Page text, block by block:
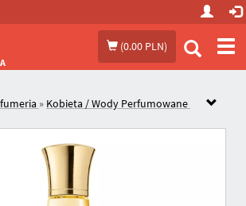
(0.00 PLN)
» Kobieta / Wody Perfumowane